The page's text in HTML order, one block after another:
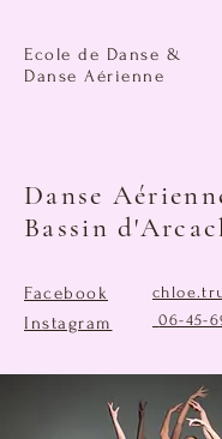
Ecole de Danse &
Danse Aérienne
Danse
Bassin
Facebook
Instagram
06-45-